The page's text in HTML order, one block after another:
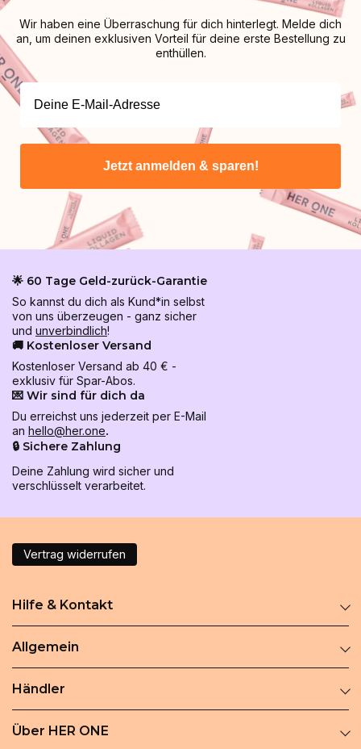
Wir haben eine Überraschung für dich hinterlegt. Melde dich
an, um deinen exklusiven Vorteil für deine erste Bestellung zu
enthüllen.
Jetzt anmelden & sparen!
🌟 60 Tage Geld-zurück-Garantie
So kannst du dich als Kund*in selbst
von uns überzeugen - ganz sicher
und unverbindlich!
🚚 Kostenloser Versand
Kostenloser Versand ab 40 € -
exklusiv für Spar-Abos.
💌 Wir sind für dich da
Du erreichst uns jederzeit per E-Mail
an hello@her.one.
🔒 Sichere Zahlung
Deine Zahlung wird sicher und
verschlüsselt verarbeitet.
Vertrag widerrufen
Hilfe & Kontakt
Allgemein
Händler
Über HER ONE